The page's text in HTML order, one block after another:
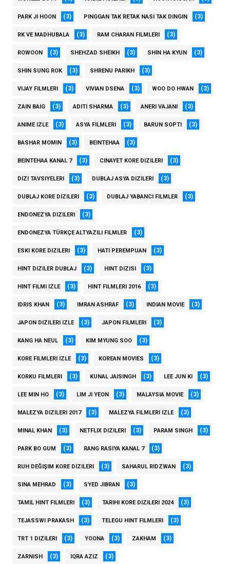
PARK JI HOON (3) PINGGAN TAK RETAK NASI TAK DINGIN (3)
RK VE MADHUBALA (3) RAM CHARAN FILMLERI (3)
ROWOON (3) SHEHZAD SHEIKH (3) SHIN HA KYUN (3)
SHIN SUNG ROK (3) SHRENU PARIKH (3)
VIJAY FILMLERI (3) VIVIAN DSENA (3) WOO DO HWAN (3)
ZAIN BAIG (3) ADITI SHARMA (3) ANERI VAJANI (3)
ANIME IZLE (3) ASYA FILMLERI (3) BARUN SOPTI (3)
BASHAR MOMIN (3) BEINTEHAA (3)
BEINTEHAA KANAL 7 (3) CINAYET KORE DIZILERI (3)
DIZI TAVSIYELERI (3) DUBLAJ ASYA DIZILERI (3)
DUBLAJ KORE DIZILERI (3) DUBLAJ YABANCI FILMLER (3)
ENDONEZYA DIZILERI (3)
ENDONEZYA TÜRKÇE ALTYAZILI FILMLER (3)
ESKI KORE DIZILERI (3) HATI PEREMPUAN (3)
HINT DIZILER DUBLAJ (3) HINT DIZISI (3)
HINT FILMI IZLE (3) HINT FILMLERI 2016 (3)
IDRIS KHAN (3) IMRAN ASHRAF (3) INDIAN MOVIE (3)
JAPON DIZILERI IZLE (3) JAPON FILMLERI (3)
KANG HA NEUL (3) KIM MYUNG SOO (3)
KORE FILMLERI IZLE (3) KOREAN MOVIES (3)
KORKU FILMLERI (3) KUNAL JAISINGH (3) LEE JUN KI (3)
LEE MIN HO (3) LIM JI YEON (3) MALAYSIA MOVIE (3)
MALEZYA DIZILERI 2017 (3) MALEZYA FILMLERI IZLE (3)
MINAL KHAN (3) NETFLIX DIZILERI (3) PARAM SINGH (3)
PARK BO GUM (3) RANG RASIYA KANAL 7 (3)
RUH DEĞIŞIM KORE DIZILERI (3) SAHARUL RIDZWAN (3)
SINA MEHRAD (3) SYED JIBRAN (3)
TAMIL HINT FILMLERI (3) TARIHI KORE DIZILERI 2024 (3)
TEJASSWI PRAKASH (3) TELEGU HINT FILMLERI (3)
TRT 1 DIZILERI (3) YOONA (3) ZAKHAM (3)
ZARNISH (3) IQRA AZIZ (3)